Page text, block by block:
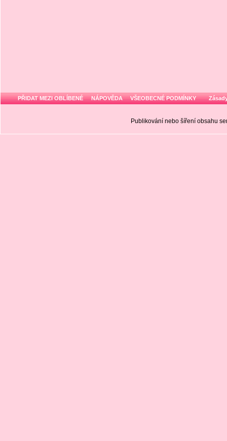
PŘIDAT MEZI OBLÍBENÉ NÁPOVĚDA VŠEOBECNÉ PODMÍNKY
Publikování nebo šíření obsahu